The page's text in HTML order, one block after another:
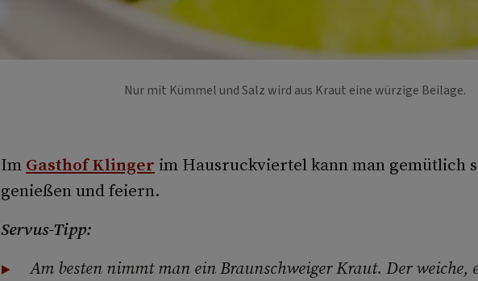
Nur mit Kümmel und Salz wird aus Kraut eine würzige Beilage.
Im Gasthof Klinger im Hausruckviertel kann man gemütlich
genießen und feiern.
Servus-Tipp:
Am besten nimmt man ein Braunschweiger Kraut. Der weiche,